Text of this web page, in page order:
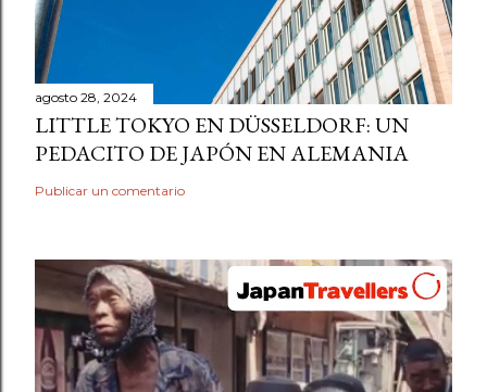
agosto 28, 2024
LITTLE TOKYO EN DÜSSELDORF: UN
PEDACITO DE JAPÓN EN ALEMANIA
Publicar un comentario